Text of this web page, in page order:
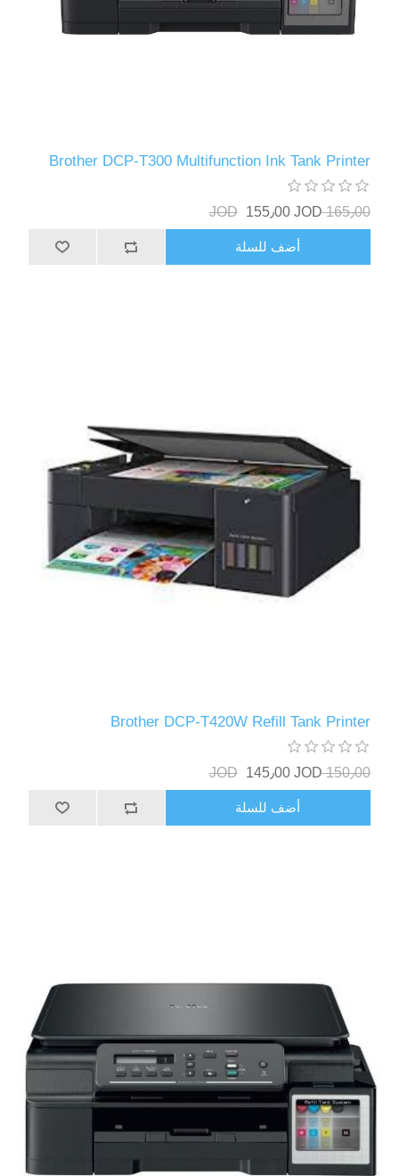
Brother DCP-T300 Multifunction Ink Tank Printer
165٫00 JOD 155٫00 JOD
أضف للسلة
Brother DCP-T420W Refill Tank Printer
150٫00 JOD 145٫00 JOD
أضف للسلة